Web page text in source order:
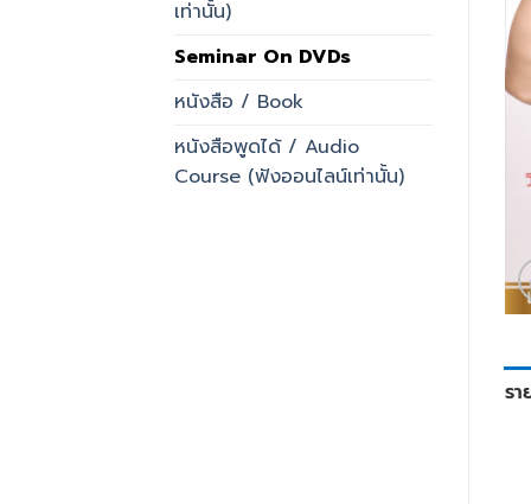
เท่านั้น)
Seminar On DVDs
หนังสือ / Book
หนังสือพูดได้ / Audio
Course (ฟังออนไลน์เท่านั้น)
รา